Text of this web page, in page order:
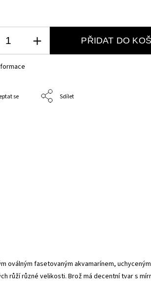
PŘIDAT DO
se Sdílet
fasetovaným akvamarínem,
růží různé velikosti. Brož má decentní tvar s